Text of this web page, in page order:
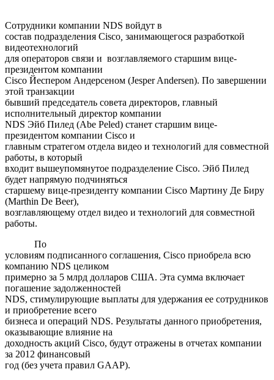
Сотрудники компании NDS войдут в
состав подразделения Cisco занимающегося разработкой
видеотехнологий
для операторов связи и возглавляемого старшим вице-
президентом компании
Cisco Йеспером Андерсеном (Jesper Andersen). По завершении
этой транзакции
бывший председатель совета директоров, главный
исполнительный директор компании
NDS Эйб Пилед (Abe Peled) станет старшим вице-
президентом компании Cisco и
главным стратегом отдела видео и технологий для совместной
работы, в который
входит вышеупомянутое подразделение Cisco. Эйб Пилед
будет напрямую подчиняться
старшему вице-президенту компании Cisco Мартину Де Биру
(Marthin De Beer),
возглавляющему отдел видео и технологий для совместной
работы.
По
условиям подписанного соглашения, Cisco приобрела всю
компанию NDS целиком
примерно за 5 млрд долларов США. Эта сумма включает
погашение задолженностей
NDS, стимулирующие выплаты для удержания ее сотрудников
и приобретение всего
бизнеса и операций NDS. Результаты данного приобретения,
оказывающие влияние на
доходность акций Cisco, будут отражены в отчетах компании
за 2012 финансовый
год (без учета правил GAAP).